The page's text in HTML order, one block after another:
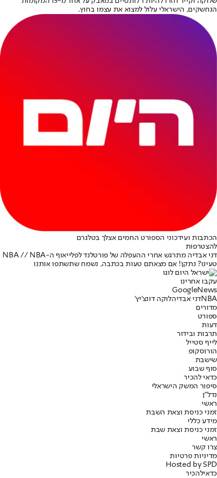
הנחשקים, הישראלי עלול למצוא את עצמו בחוץ.
הכתבות ועידכוני הספורט החמים אצלך בטלגרם
להצטרפות
דני אבדיה מתרגש אחרי ההעפלה של פורטלנד לפלייאוף ה-NBA // NBA
טעינו? נתקן! אם מצאתם טעות בכתבה, נשמח שתשתפו אותנו
עקבו אחרינו
Googl eNews
NBAדני אבדיהלוקה דונצ'יץ'
מדורים
ספורט
דעות
תרבות ובידור
לייף סטייל
הורוסקופ
שישבת
סוף שבוע
כדאי להכיר
סיפור המשק הישראלי
נדל"ן
ראשי
זמני כניסת וצאת השבת
מידע כללי
זמני כניסת וצאת שבת
ראשי
צרו קשר
מדיניות פרטיות
Hosted by SPD
כדאילהכיר